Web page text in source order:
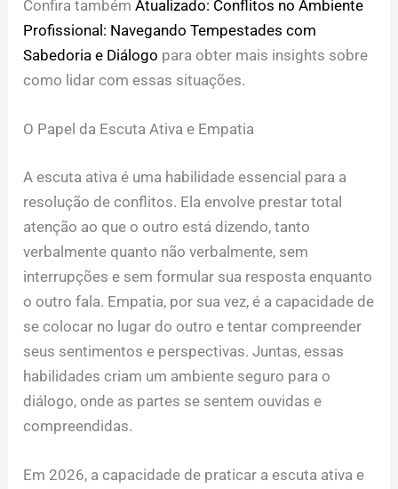
Confira tambémAtualizado: Conflitos no Ambiente
Profissional: Navegando Tempestades com
Sabedoria e Diálogo para obter mais insights sobre
como lidar com essas situações.
O Papel da Escuta Ativa e Empatia
A escuta ativa é uma habilidade essencial para a
resolução de conflitos. Ela envolve prestar total
atenção ao que o outro está dizendo, tanto
verbalmente quanto não verbalmente, sem
interrupções e sem formular sua resposta enquanto
o outro fala. Empatia, por sua vez, é a capacidade de
se colocar no lugar do outro e tentar compreender
seus sentimentos e perspectivas. Juntas, essas
habilidades criam um ambiente seguro para o
diálogo, onde as partes se sentem ouvidas e
compreendidas.
Em 2026, a capacidade de praticar a escuta ativa e